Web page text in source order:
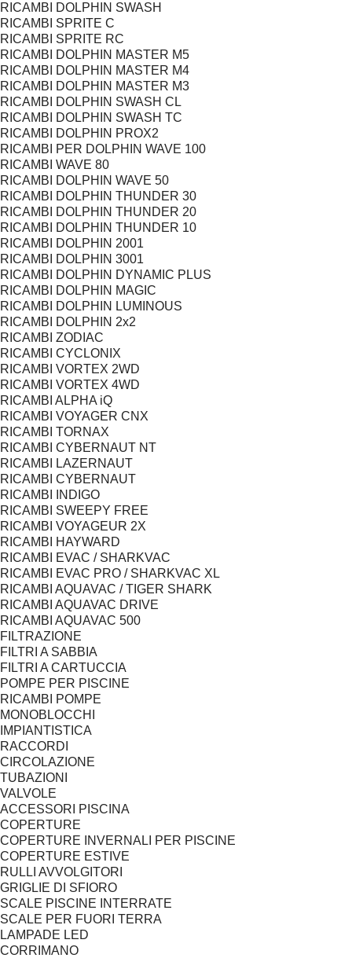
RICAMBI DOLPHIN SWASH
RICAMBI SPRITE C
RICAMBI SPRITE RC
RICAMBI DOLPHIN MASTER M5
RICAMBI DOLPHIN MASTER M4
RICAMBI DOLPHIN MASTER M3
RICAMBI DOLPHIN SWASH CL
RICAMBI DOLPHIN SWASH TC
RICAMBI DOLPHIN PROX2
RICAMBI PER DOLPHIN WAVE 100
RICAMBI WAVE 80
RICAMBI DOLPHIN WAVE 50
RICAMBI DOLPHIN THUNDER 30
RICAMBI DOLPHIN THUNDER 20
RICAMBI DOLPHIN THUNDER 10
RICAMBI DOLPHIN 2001
RICAMBI DOLPHIN 3001
RICAMBI DOLPHIN DYNAMIC PLUS
RICAMBI DOLPHIN MAGIC
RICAMBI DOLPHIN LUMINOUS
RICAMBI DOLPHIN 2x2
RICAMBI ZODIAC
RICAMBI CYCLONIX
RICAMBI VORTEX 2WD
RICAMBI VORTEX 4WD
RICAMBI ALPHA iQ
RICAMBI VOYAGER CNX
RICAMBI TORNAX
RICAMBI CYBERNAUT NT
RICAMBI LAZERNAUT
RICAMBI CYBERNAUT
RICAMBI INDIGO
RICAMBI SWEEPY FREE
RICAMBI VOYAGEUR 2X
RICAMBI HAYWARD
RICAMBI EVAC / SHARKVAC
RICAMBI EVAC PRO / SHARKVAC XL
RICAMBI AQUAVAC / TIGER SHARK
RICAMBI AQUAVAC DRIVE
RICAMBI AQUAVAC 500
FILTRAZIONE
FILTRI A SABBIA
FILTRI A CARTUCCIA
POMPE PER PISCINE
RICAMBI POMPE
MONOBLOCCHI
IMPIANTISTICA
RACCORDI
CIRCOLAZIONE
TUBAZIONI
VALVOLE
ACCESSORI PISCINA
COPERTURE
COPERTURE INVERNALI PER PISCINE
COPERTURE ESTIVE
RULLI AVVOLGITORI
GRIGLIE DI SFIORO
SCALE PISCINE INTERRATE
SCALE PER FUORI TERRA
LAMPADE LED
CORRIMANO